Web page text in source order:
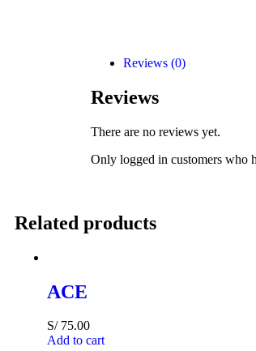
Reviews (0)
Reviews
There are no reviews yet.
Only logged in customers who
Related products
ACE
S/75.00
Add to cart